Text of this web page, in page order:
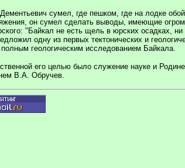
сумел, где пешком, где на лодке
он сумел сделать выводы, имеющие
"Байкал не есть щель в юрских осадках, ни
одну из первых тектонических и
геологическим исследованием Байкала.
его целью было служение науке и
В.А. Обручев.